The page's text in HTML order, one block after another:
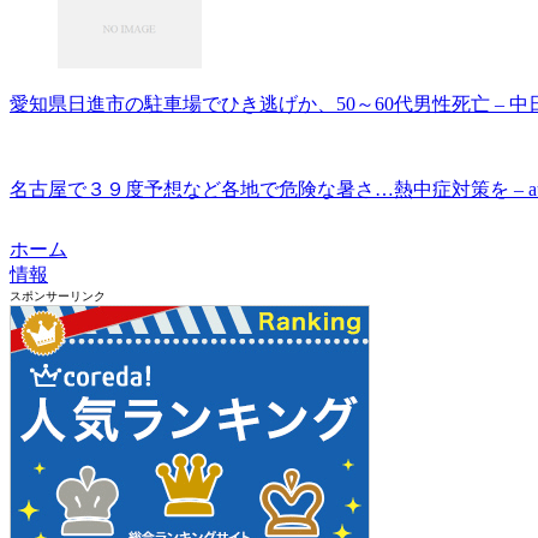
愛知県日進市の駐車場でひき逃げか、50～60代男性死亡 – 中
名古屋で３９度予想など各地で危険な暑さ…熱中症対策を –
ホーム
情報
スポンサーリンク